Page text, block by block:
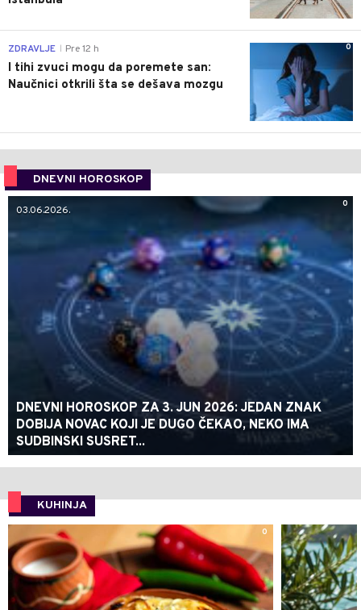
0
ZDRAVLJE Pre 12 h
I tihi zvuci mogu da poremete san:
Naučnici otkrili šta se dešava mozgu
DNEVNI HOROSKOP
0
03.06.2026.
DNEVNI HOROSKOP ZA 3. JUN 2026: JEDAN ZNAK
DOBIJA NOVAC KOJI JE DUGO ČEKAO, NEKO IMA
SUDBINSKI SUSRET...
KUHINJA
0